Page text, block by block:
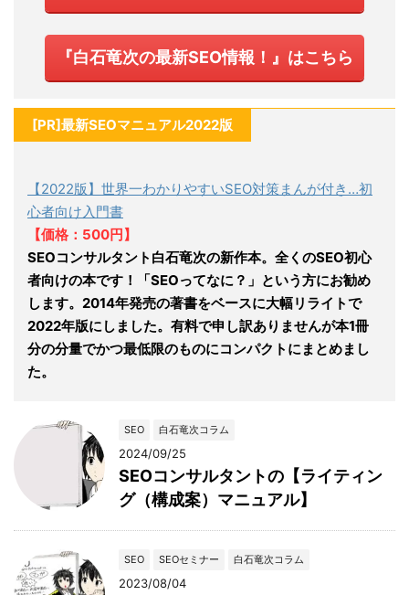
『白石竜次の最新SEO情報！』はこちら
[PR]最新SEOマニュアル2022版
【2022版】世界一わかりやすいSEO対策まんが付き…初
心者向け入門書
【価格：500円】
SEOコンサルタント白石竜次の新作本。全くのSEO初心
者向けの本です！「SEOってなに？」という方にお勧め
します。2014年発売の著書をベースに大幅リライトで
2022年版にしました。有料で申し訳ありませんが本1冊
分の分量でかつ最低限のものにコンパクトにまとめまし
た。
SEO 白石竜次コラム
2024/09/25
SEOコンサルタントの【ライティン
グ（構成案）マニュアル】
SEO SEOセミナー 白石竜次コラム
2023/08/04